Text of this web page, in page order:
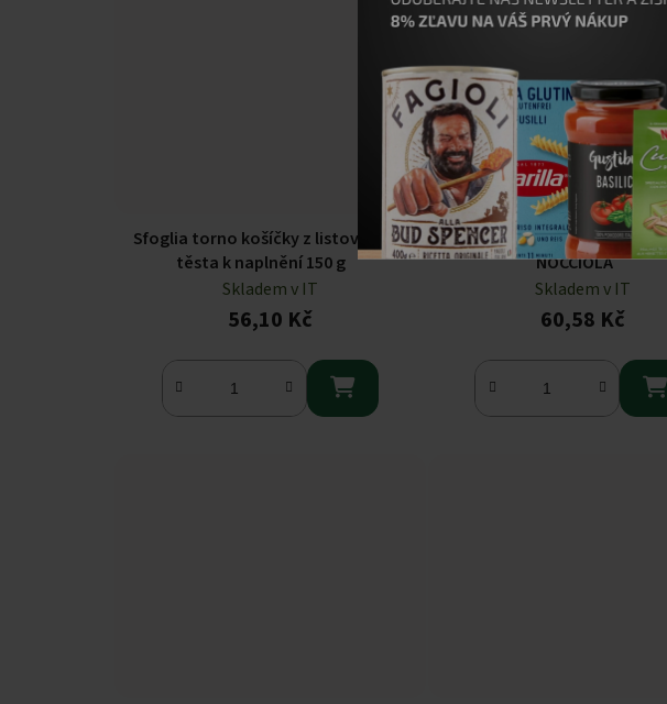
Sfoglia torno košíčky z listového
těsta k naplnění 150 g
Skladem v IT
56,10 Kč

WAFER ROLL RIPIENO CON
NOCCIOLA
Skladem v IT
60,58 Kč
